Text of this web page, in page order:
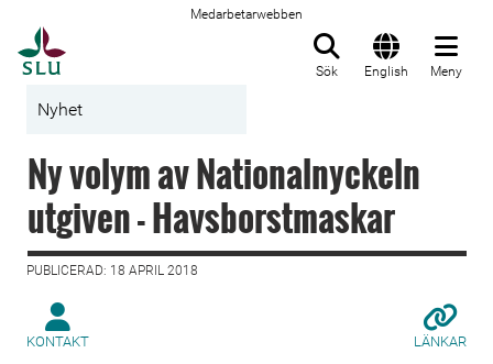
Medarbetarwebben
Sök English Meny
Nyhet
Ny volym av Nationalnyckeln
utgiven - Havsborstmaskar
PUBLICERAD: 18 APRIL 2018
KONTAKT LÄNKAR